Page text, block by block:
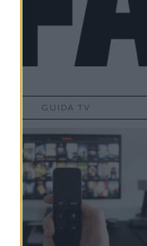
GUIDA TV